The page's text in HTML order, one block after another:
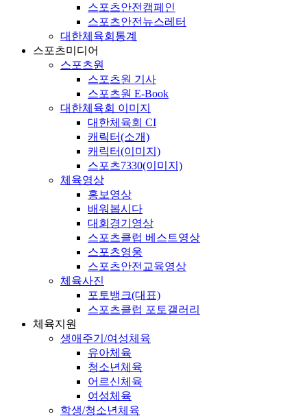
스포츠안전캠페인
스포츠안전뉴스레터
대한체육회통계
스포츠미디어
스포츠원
스포츠원 기사
스포츠원 E-Book
대한체육회 이미지
대한체육회 CI
캐릭터(소개)
캐릭터(이미지)
스포츠7330(이미지)
체육영상
홍보영상
배워봅시다
대회경기영상
스포츠클럽 베스트영상
스포츠영웅
스포츠안전교육영상
체육사진
포토뱅크(대표)
스포츠클럽 포토갤러리
체육지원
생애주기/여성체육
유아체육
청소년체육
어르신체육
여성체육
학생/청소년체육